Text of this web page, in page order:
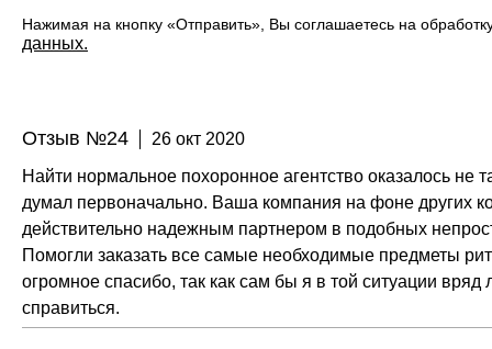
Нажимая на кнопку «Отправить», Вы соглашаетесь на
данных.
Отзыв №24
26 окт 2020
Найти нормальное похоронное агентство оказалось не
думал первоначально. Ваша компания на фоне других
действительно надежным партнером в подобных
Помогли заказать все самые необходимые предметы
огромное спасибо, так как сам бы я в той ситуации вряд
справиться.